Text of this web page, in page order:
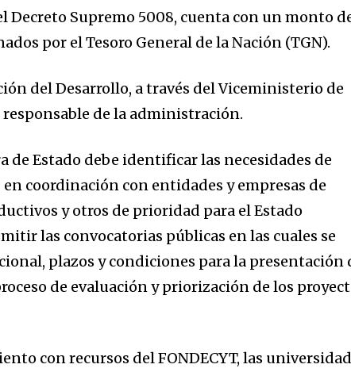
Decreto Supremo 5008, cuenta con un monto
por el Tesoro General de la Nación (TGN).
del Desarrollo, a través del Viceministerio de
responsable de la administración.
de Estado debe identificar las necesidades de
coordinación con entidades y empresas de
y otros de prioridad para el Estado
las convocatorias públicas en las cuales se
plazos y condiciones para la presentación
de evaluación y priorización de los
con recursos del FONDECYT, las